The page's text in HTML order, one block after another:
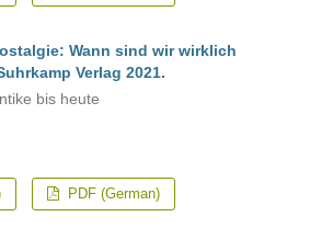
Wann sind wir wirklich
Verlag 2021.
bis heute
PDF (German)